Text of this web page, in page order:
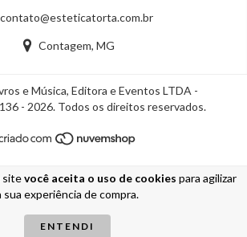
sitevocê aceita o uso de cookies para agilizar
sua experiência de compra.
ENTENDI
contato@esteticatorta.com.br
Contagem, MG
e Música, Editora e Eventos LTDA -
- 2026. Todos os direitos reservados.